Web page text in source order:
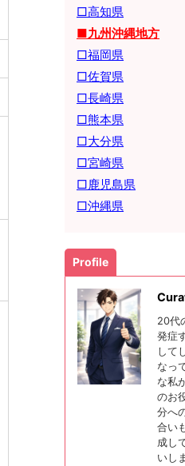
□高知県
■九州沖縄地方
□福岡県
□佐賀県
□長崎県
□熊本県
□大分県
□宮崎県
□鹿児島県
□沖縄県
Profile
20代
発症
して
なっ
な私
のお
分へ
合い
成し
いし